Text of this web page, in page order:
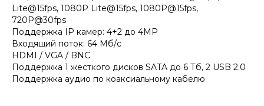
Lite@15fps, 1080P Lite@15fps, 1080P@15fps,
720P@30fps
Поддержка IP камер: 4+2 до 4MP
Входящий поток: 64 Мб/с
HDMI / VGA / BNC
Поддержка 1 жесткого дисков SATA до 6 Тб, 2 USB 2.0
Поддержка аудио по коаксиальному кабелю